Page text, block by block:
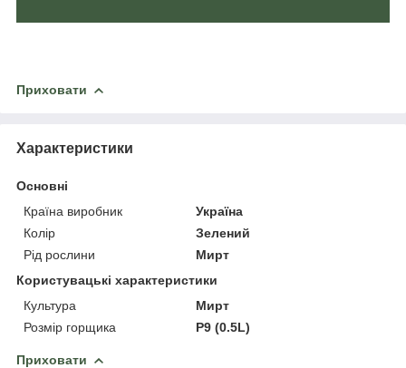
Приховати
Характеристики
Основні
Країна виробник
Україна
Колір
Зелений
Рід рослини
Мирт
Користувацькi характеристики
Культура
Мирт
Розмір горщика
P9 (0.5L)
Приховати